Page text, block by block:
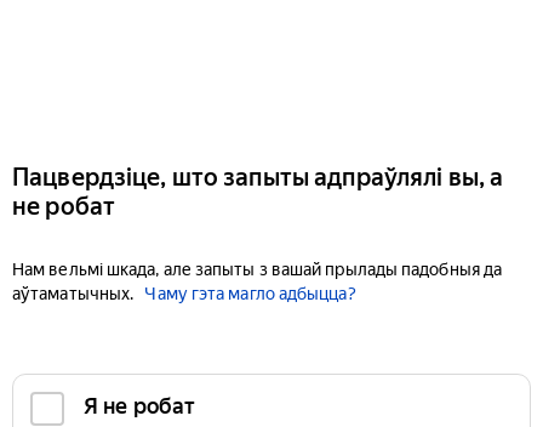
Пацвердзіце, што запыты адпраўлялі вы, а
не робат
Нам вельмі шкада, але запыты з вашай прылады падобныя да
аўтаматычных.
Чаму гэта магло адбыцца?
Я не робат